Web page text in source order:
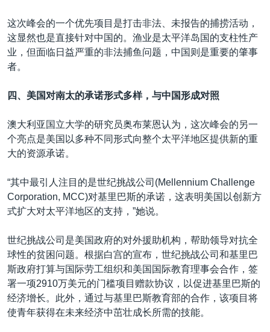
这次峰会的一个优先项目是打击非法、未报告的捕捞活动，
这显然也是直接针对中国的。渔业是太平洋岛国的支柱性产
业，但面临日益严重的非法捕鱼问题，中国则是重要的肇事
者。
四、美国对南太的承诺形式多样，与中国形成对照
澳大利亚国立大学的研究员奥布莱恩认为，这次峰会的另一
个亮点是美国以多种不同形式向整个太平洋地区提供新的重
大的资源承诺。
“其中最引人注目的是世纪挑战公司(Mellennium Challenge
Corporation, MCC)对基里巴斯的承诺，这表明美国以创新方
式扩大对太平洋地区的支持，”她说。
世纪挑战公司是美国政府的对外援助机构，帮助领导对抗全
球性的贫困问题。根据白宫的宣布，世纪挑战公司和基里巴
斯政府打算与国际劳工组织和美国国际教育理事会合作，签
署一项2910万美元的门槛项目赠款协议，以促进基里巴斯的
经济增长。此外，通过与基里巴斯教育部的合作，该项目将
使青年获得在未来经济中茁壮成长所需的技能。